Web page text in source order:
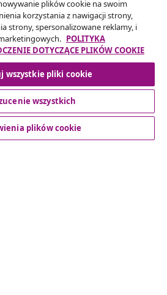
od umowy
plików cookie na swoim
korzystania z nawigacji strony,
strony, spersonalizowane reklamy, i
POLITYKA
DOTYCZĄCE PLIKÓW COOKIE
wszystkie pliki cookie
wszystkich
plików cookie